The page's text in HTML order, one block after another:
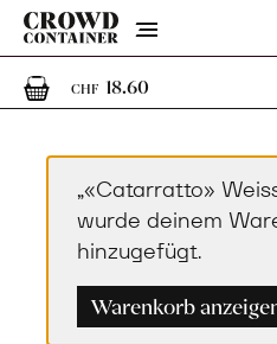
Menu
CHF 18.601 Artikel im
„«Catarratto»
wurde deinem
hinzugefügt.
Warenkorb